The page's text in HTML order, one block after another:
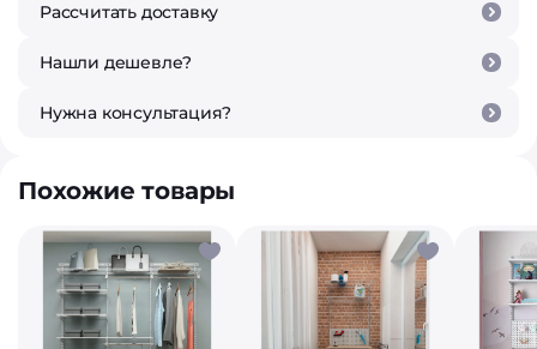
Рассчитать доставку
Нашли дешевле?
Нужна консультация?
Похожие товары